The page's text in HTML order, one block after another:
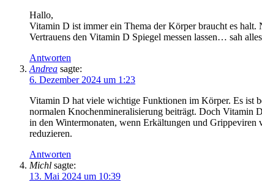
Hallo,
Vitamin D ist immer ein Thema der Körper braucht es halt.
Vertrauens den Vitamin D Spiegel messen lassen… sah
Antworten
Andrea sagte:
6. Dezember 2024 um 1:23
Vitamin D hat viele wichtige Funktionen im Körper. Es ist
normalen Knochenmineralisierung beiträgt. Doch Vitamin
in den Wintermonaten, wenn Erkältungen und Grippeviren
reduzieren.
Antworten
Michl sagte:
13. Mai 2024 um 10:39